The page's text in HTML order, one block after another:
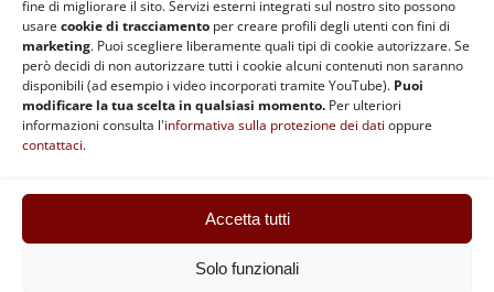
fine di migliorare il sito. Servizi esterni integrati sul nostro sito possono
usare cookie di tracciamento per creare profili degli utenti con fini di
marketing. Puoi scegliere liberamente quali tipi di cookie autorizzare. Se
però decidi di non autorizzare tutti i cookie alcuni contenuti non saranno
disponibili (ad esempio i video incorporati tramite YouTube). Puoi
modificare la tua scelta in qualsiasi momento. Per ulteriori
informazioni consulta l'informativa sulla protezione dei dati oppure
contattaci.
Accetta tutti
Solo funzionali
Iscriviti ora
Regolamento| Privacy e Cookie